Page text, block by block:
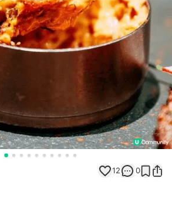
12 0